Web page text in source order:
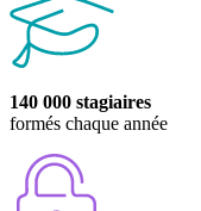
140 000 stagiaires
formés chaque année